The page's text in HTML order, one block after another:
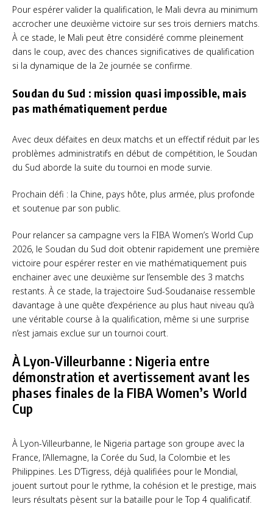
Pour espérer valider la qualification, le Mali devra au minimum
accrocher une deuxième victoire sur ses trois derniers matchs.
À ce stade, le Mali peut être considéré comme pleinement
dans le coup, avec des chances significatives de qualification
si la dynamique de la 2e journée se confirme.
Soudan du Sud : mission quasi impossible, mais
pas mathématiquement perdue
Avec deux défaites en deux matchs et un effectif réduit par les
problèmes administratifs en début de compétition, le Soudan
du Sud aborde la suite du tournoi en mode survie.
Prochain défi : la Chine, pays hôte, plus armée, plus profonde
et soutenue par son public.
Pour relancer sa campagne vers la FIBA Women’s World Cup
2026, le Soudan du Sud doit obtenir rapidement une première
victoire pour espérer rester en vie mathématiquement puis
enchainer avec une deuxième sur l’ensemble des 3 matchs
restants. À ce stade, la trajectoire Sud-Soudanaise ressemble
davantage à une quête d’expérience au plus haut niveau qu’à
une véritable course à la qualification, même si une surprise
n’est jamais exclue sur un tournoi court.
À Lyon-Villeurbanne : Nigeria entre
démonstration et avertissement avant les
phases finales de la FIBA Women’s World
Cup
À Lyon-Villeurbanne, le Nigeria partage son groupe avec la
France, l’Allemagne, la Corée du Sud, la Colombie et les
Philippines. Les D’Tigress, déjà qualifiées pour le Mondial,
jouent surtout pour le rythme, la cohésion et le prestige, mais
leurs résultats pèsent sur la bataille pour le Top 4 qualificatif.